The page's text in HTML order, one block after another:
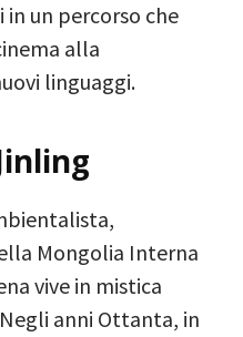
un percorso che
alla
linguaggi.
Mongolia Interna
vive in mistica
anni Ottanta, in